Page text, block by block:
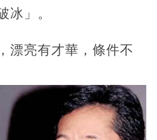
冰」。
漂亮有才華，條件不